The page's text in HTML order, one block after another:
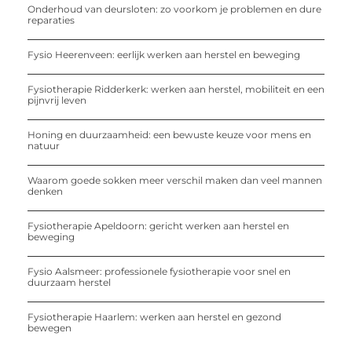
Onderhoud van deursloten: zo voorkom je problemen en dure
reparaties
Fysio Heerenveen: eerlijk werken aan herstel en beweging
Fysiotherapie Ridderkerk: werken aan herstel, mobiliteit en een
pijnvrij leven
Honing en duurzaamheid: een bewuste keuze voor mens en
natuur
Waarom goede sokken meer verschil maken dan veel mannen
denken
Fysiotherapie Apeldoorn: gericht werken aan herstel en
beweging
Fysio Aalsmeer: professionele fysiotherapie voor snel en
duurzaam herstel
Fysiotherapie Haarlem: werken aan herstel en gezond
bewegen